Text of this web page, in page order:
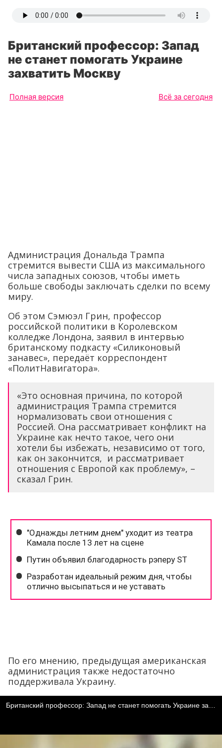
Британский профессор: Запад
не станет помогать Украине
захватить Москву
Полная версия Всё за сегодня
Администрация Дональда Трампа
стремится вывести США из максимального
числа западных союзов, чтобы иметь
больше свободы заключать сделки по всему
миру.
Об этом Сэмюэл Грин, профессор
российской политики в Королевском
колледже Лондона, заявил в интервью
британскому подкасту «Силиконовый
занавес», передаёт корреспондент
«ПолитНавигатора».
«Это основная причина, по которой
администрация Трампа стремится
нормализовать свои отношения с
Россией. Она рассматривает конфликт на
Украине как нечто такое, чего они
хотели бы избежать, независимо от того,
как он закончится, и рассматривает
отношения с Европой как проблему», –
сказал Грин.
По его мнению, предыдущая американская
администрация также недостаточно
поддерживала Украину.